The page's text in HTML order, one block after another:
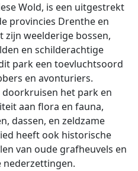
Wold, is een uitgestrekt
provincies Drenthe en
zijn weelderige bossen,
en schilderachtige
park een toevluchtsoord
en avonturiers.
het park en
aan flora en fauna,
dassen, en zeldzame
heeft ook historische
van oude grafheuvels en